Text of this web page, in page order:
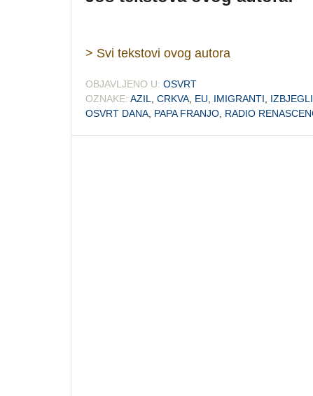
> Svi tekstovi ovog autora
OBJAVLJENO U: OSVRT
OZNAKE: AZIL CRKVA EU IMIGRANTI
OSVRT DANA PAPA FRANJO RADIO